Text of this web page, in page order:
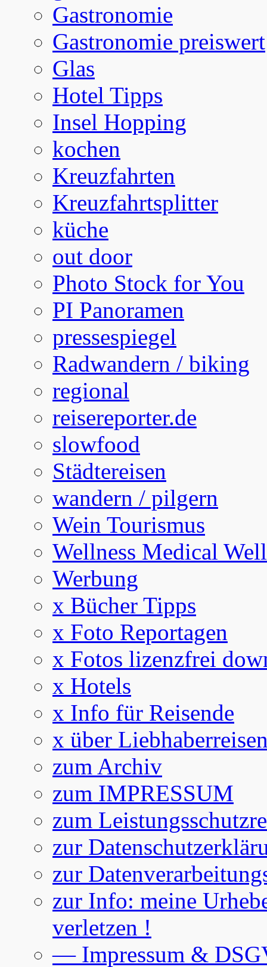
Gastronomie
Gastronomie preiswert
Glas
Hotel Tipps
Insel Hopping
kochen
Kreuzfahrten
Kreuzfahrtsplitter
küche
out door
Photo Stock for You
PI Panoramen
pressespiegel
Radwandern / biking
regional
reisereporter.de
slowfood
Städtereisen
wandern / pilgern
Wein Tourismus
Wellness Medical
Werbung
x Bücher Tipps
x Foto Reportagen
x Fotos lizenzfrei
x Hotels
x Info für Reisende
x über
zum Archiv
zum IMPRESSUM
zum
zur
zur
zur Info: meine
verletzen !
— Impressum &